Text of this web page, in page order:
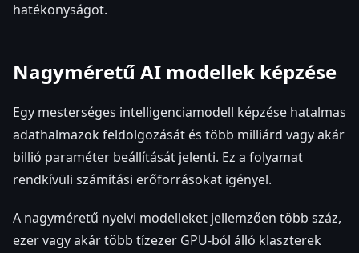
hatékonyságot.
Nagyméretű AI modellek képzése
Egy mesterséges intelligenciamodell képzése hatalmas
adathalmazok feldolgozását és több milliárd vagy akár
billió paraméter beállítását jelenti. Ez a folyamat
rendkívüli számítási erőforrásokat igényel.
A nagyméretű nyelvi modelleket jellemzően több száz,
ezer vagy akár több tízezer GPU-ból álló klaszterek